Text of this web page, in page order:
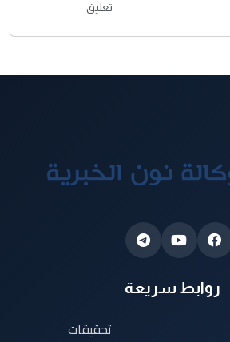
تعليق
روابط سريعة
تحقيقات